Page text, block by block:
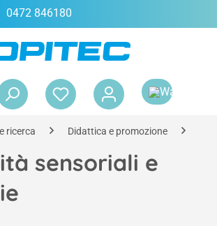
0472 846180
ricerca Didattica e promozione
sensoriali e